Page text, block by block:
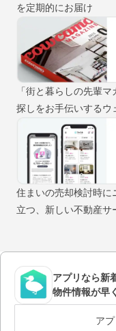
を定期的にお届け
「街と暮らしの先輩
探しをお手伝いするウ
住まいの売却検討時に
立つ、新しい不動産サ
アプリなら新
物件情報が早
ア